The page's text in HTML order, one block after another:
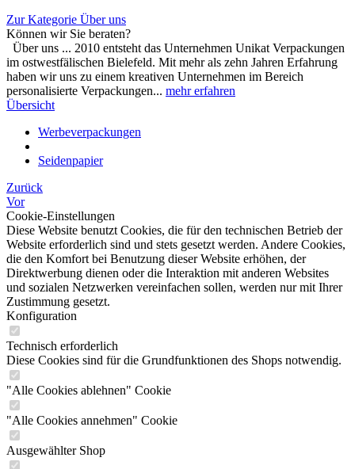
Zur Kategorie Über uns
Können wir Sie beraten?
Über uns ... 2010 entsteht das Unternehmen Unikat Verpackungen
im ostwestfälischen Bielefeld. Mit mehr als zehn Jahren Erfahrung
haben wir uns zu einem kreativen Unternehmen im Bereich
personalisierte Verpackungen... mehr erfahren
Übersicht
Werbeverpackungen
Seidenpapier
Zurück
Vor
Cookie-Einstellungen
Diese Website benutzt Cookies, die für den technischen Betrieb der
Website erforderlich sind und stets gesetzt werden. Andere Cookies,
die den Komfort bei Benutzung dieser Website erhöhen, der
Direktwerbung dienen oder die Interaktion mit anderen Websites
und sozialen Netzwerken vereinfachen sollen, werden nur mit Ihrer
Zustimmung gesetzt.
Konfiguration
Technisch erforderlich
Diese Cookies sind für die Grundfunktionen des Shops notwendig.
"Alle Cookies ablehnen" Cookie
"Alle Cookies annehmen" Cookie
Ausgewählter Shop